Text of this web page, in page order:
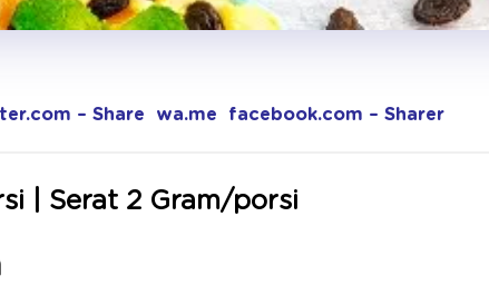
– Share wa.me facebook.com – Sharer
| Serat 2 Gram/porsi